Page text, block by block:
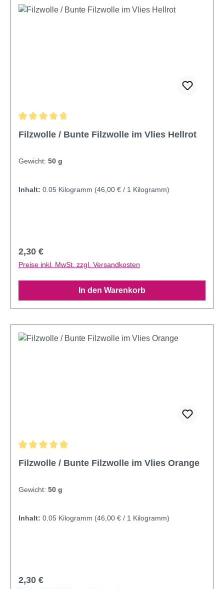
Filzwolle / Bunte Filzwolle im Vlies Hellrot
Gewicht: 50 g
Inhalt: 0.05 Kilogramm (46,00 € / 1 Kilogramm)
Regulärer Preis:
2,30 €
Preise inkl. MwSt. zzgl. Versandkosten
In den Warenkorb
Filzwolle / Bunte Filzwolle im Vlies Orange
Gewicht: 50 g
Inhalt: 0.05 Kilogramm (46,00 € / 1 Kilogramm)
Regulärer Preis:
2,30 €